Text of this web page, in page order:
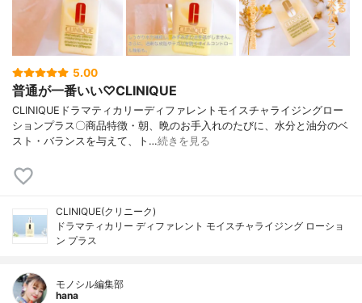
5.00
普通が一番いい♡CLINIQUE
CLINIQUEドラマティカリーディファレントモイスチャライジングロー
ションプラス〇商品特徴・朝、晩のお手入れのたびに、水分と油分のベ
スト・バランスを与えて、ト…続きを見る
CLINIQUE(クリニーク)
ドラマティカリー ディファレント モイスチャライジング ローショ
ン プラス
モノシル編集部
hana